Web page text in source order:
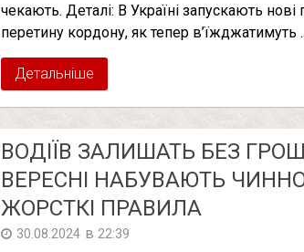
чeкають. Деталі: В Україні запускають нові
перетину кордону, як тепер в’їжджатимуть
Детальніше
ВОДІЇВ ЗАЛИШАТЬ БЕЗ
ВЕРЕСНІ НАБУВАЮТЬ
ЖОРСТКІ ПРАВИЛА
30.08.2024 в 22:39